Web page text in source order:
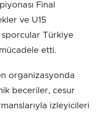
Final
ve U15
Türkiye
etti.
organizasyonda
beceriler, cesur
izleyicileri